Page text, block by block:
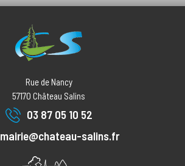
Rue de Nancy
57170 Château Salins
03 87 05 10 52
mairie@chateau-salins.fr